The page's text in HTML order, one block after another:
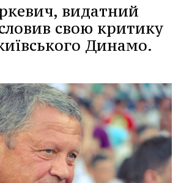
видатний
свою критику
Динамо.